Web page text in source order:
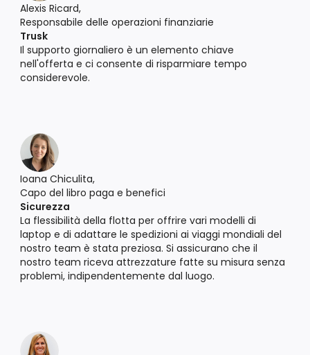
Alexis Ricard,
Responsabile delle operazioni finanziarie
Trusk
Il supporto giornaliero è un elemento chiave
nell'offerta e ci consente di risparmiare tempo
considerevole.
Ioana Chiculita,
Capo del libro paga e benefici
Sicurezza
La flessibilità della flotta per offrire vari modelli di
laptop e di adattare le spedizioni ai viaggi mondiali del
nostro team è stata preziosa. Si assicurano che il
nostro team riceva attrezzature fatte su misura senza
problemi, indipendentemente dal luogo.